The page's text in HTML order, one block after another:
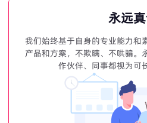
永远
我们始终基于自身的专业能力和
产品和方案，不欺瞒、不哄骗。
作伙伴、同事都视为可